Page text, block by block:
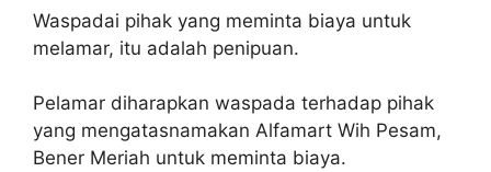
Waspadai pihak yang meminta biaya untuk
melamar, itu adalah penipuan.
Pelamar diharapkan waspada terhadap pihak
yang mengatasnamakan Alfamart Wih Pesam,
Bener Meriah untuk meminta biaya.